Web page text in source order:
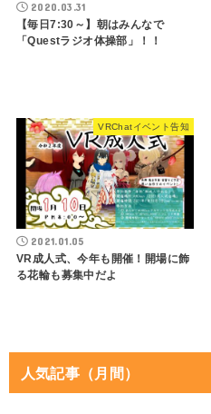
2020.03.31
【毎日7:30～】朝はみんなで
「Questラジオ体操部」！！
VRChatイベント告知
2021.01.05
VR成人式、今年も開催！開場に飾
る花輪も募集中だよ
人気記事（月間）